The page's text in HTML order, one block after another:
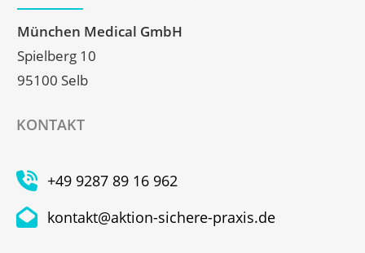
München Medical GmbH
Spielberg 10
95100 Selb
KONTAKT
+49 9287 89 16 962
kontakt@aktion-sichere-praxis.de